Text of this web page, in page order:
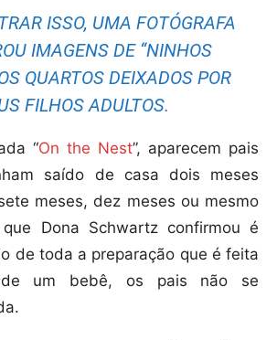
ISSO, UMA FOTÓGRAFA
IMAGENS DE “NINHOS
QUARTOS DEIXADOS POR
FILHOS ADULTOS.
“On the Nest”, aparecem pais
saído de casa dois meses
meses, dez meses ou mesmo
Dona Schwartz confirmou é
de toda a preparação que é feita
de um bebê, os pais não se